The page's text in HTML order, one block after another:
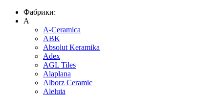
Фабрики:
A
A-Ceramica
ABK
Absolut Keramika
Adex
AGL Tiles
Alaplana
Alborz Ceramic
Aleluia